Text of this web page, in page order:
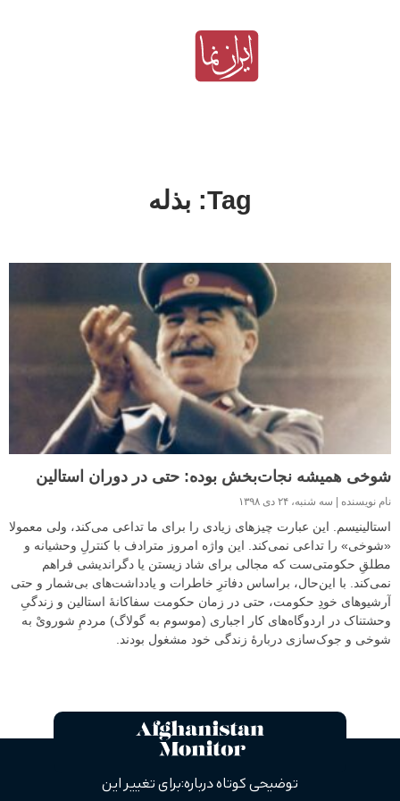
Tag: بذله
شوخی همیشه نجات‌بخش بوده: حتی در دوران استالین
نام نویسنده سه شنبه، ۲۴ دی ۱۳۹۸
استالینیسم. این عبارت چیزهای زیادی را برای ما تداعی می‌کند، ولی معمولا
«شوخی» را تداعی نمی‌کند. این واژه امروز مترادف با کنترلِ وحشیانه و
مطلقِ حکومتی‌ست که مجالی برای شاد زیستن یا دگراندیشی فراهم
نمی‌کند. با این‌حال، براساس دفاترِ خاطرات و یادداشت‌های بی‌شمار و حتی
آرشیوهای خودِ حکومت، حتی در زمان حکومت سفاکانۀ استالین و زندگیِ
وحشتناک در اردوگاه‌های کار اجباری (موسوم به گولاگ) مردمِ شورویْ به
شوخی و جوک‌سازی دربارۀ زندگی خود مشغول بودند.
توضیحی کوتاه درباره: برای تغییر این